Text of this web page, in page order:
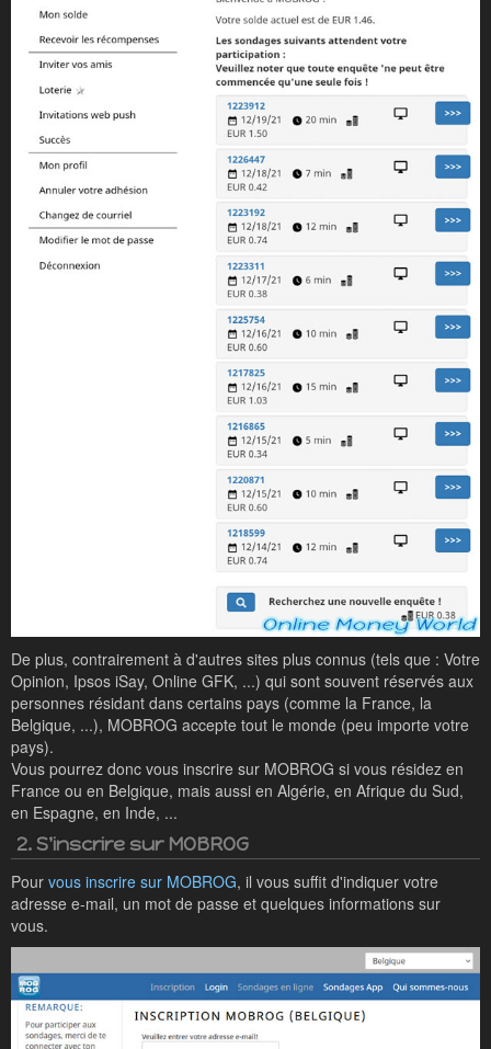
De plus, contrairement à d'autres sites plus connus (tels que : Votre
Opinion, Ipsos iSay, Online GFK, ...) qui sont souvent réservés aux
personnes résidant dans certains pays (comme la France, la
Belgique, ...), MOBROG accepte tout le monde (peu importe votre
pays).
Vous pourrez donc vous inscrire sur MOBROG si vous résidez en
France ou en Belgique, mais aussi en Algérie, en Afrique du Sud,
en Espagne, en Inde, ...
2. S'inscrire sur MOBROG
Pour vous inscrire sur MOBROG, il vous suffit d'indiquer votre
adresse e-mail, un mot de passe et quelques informations sur
vous.